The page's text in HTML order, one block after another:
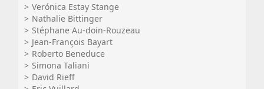
Verónica Estay Stange
Nathalie Bittinger
Stéphane Au-doin-Rouzeau
Jean-François Bayart
Roberto Beneduce
Simona Taliani
David Rieff